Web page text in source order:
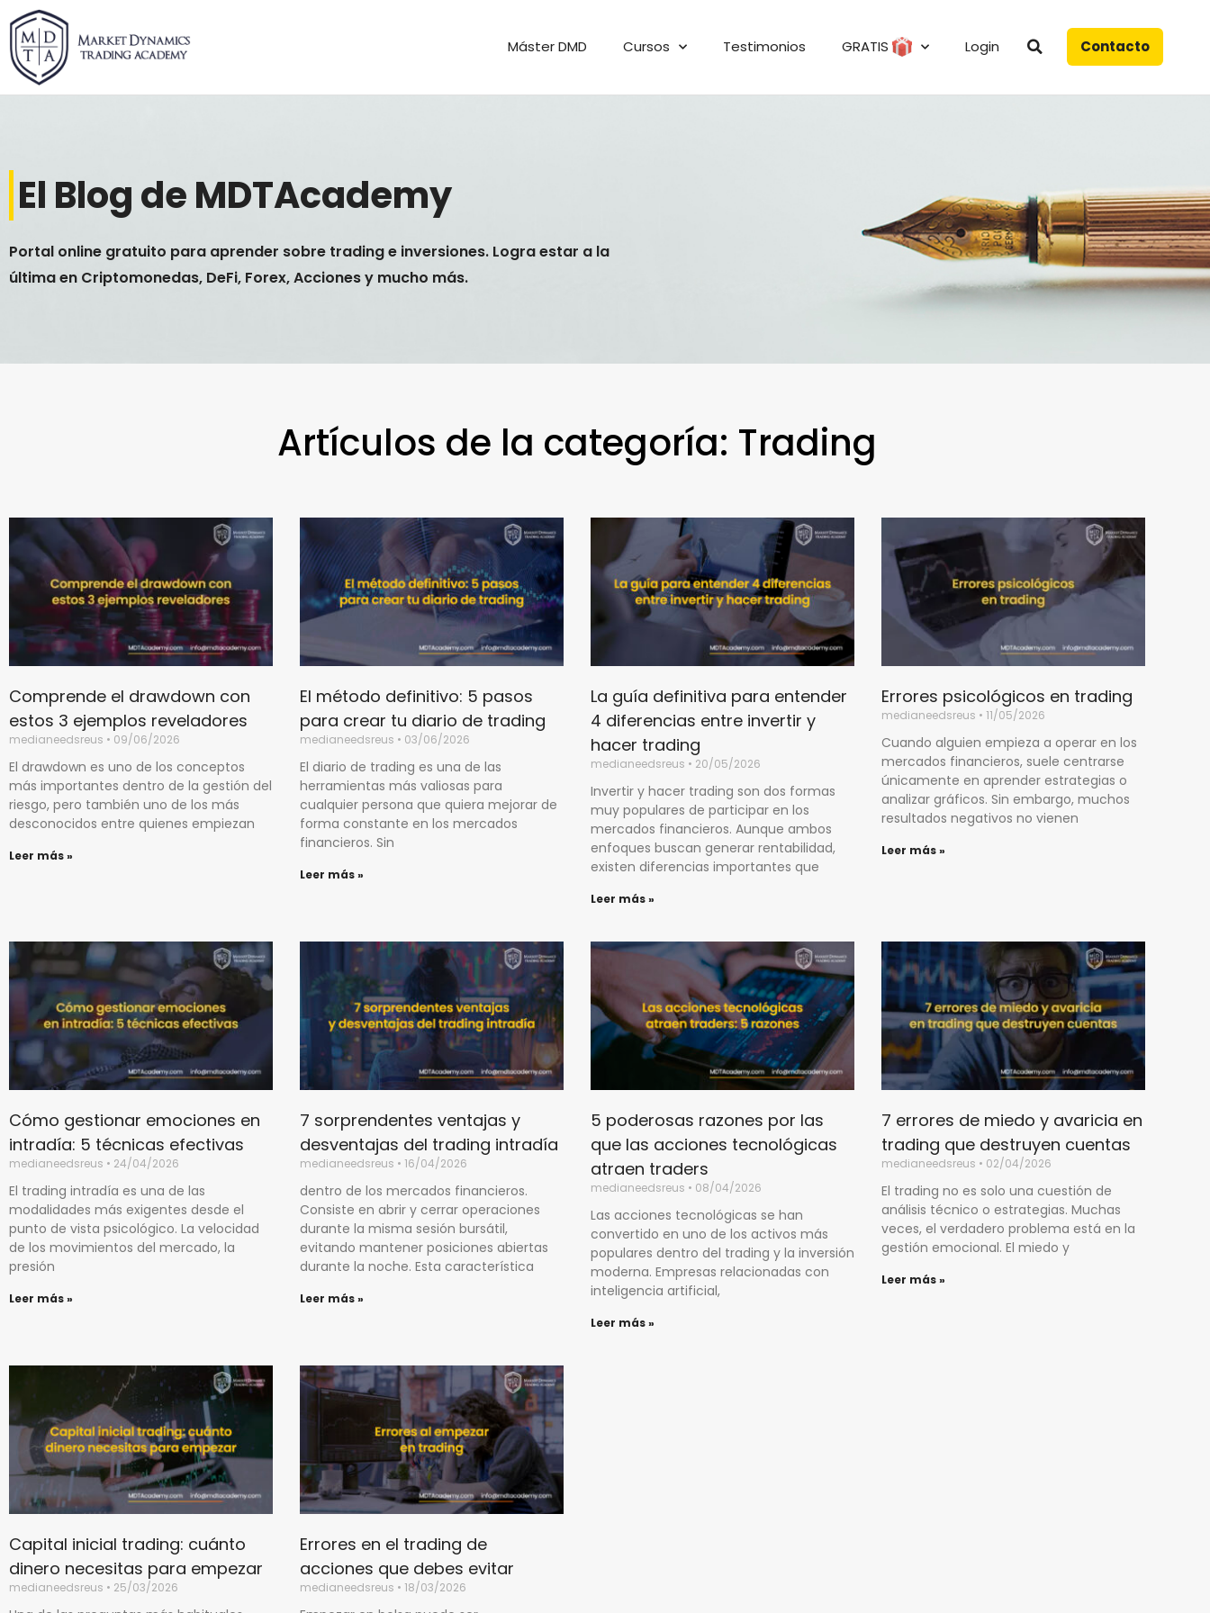
contenido
Máster DMD Cursos Testimonios GRATIS Login Contacto
El Blog de MDTAcademy
Portal online gratuito para aprender sobre trading e inversiones. Logra estar a la
última en Criptomonedas, DeFi, Forex, Acciones y mucho más.
Artículos de la categoría: Trading
Comprende el drawdown con
estos 3 ejemplos reveladores
medianeedsreus 09/06/2026
El drawdown es uno de los conceptos
más importantes dentro de la gestión del
riesgo, pero también uno de los más
desconocidos entre quienes empiezan
Leer más »
El método definitivo: 5 pasos
para crear tu diario de trading
medianeedsreus 03/06/2026
El diario de trading es una de las
herramientas más valiosas para
cualquier persona que quiera mejorar de
forma constante en los mercados
financieros. Sin
Leer más »
La guía definitiva para entender
4 diferencias entre invertir y
hacer trading
medianeedsreus 20/05/2026
Invertir y hacer trading son dos formas
muy populares de participar en los
mercados financieros. Aunque ambos
enfoques buscan generar rentabilidad,
existen diferencias importantes que
Leer más »
Errores psicológicos en trading
medianeedsreus 11/05/2026
Cuando alguien empieza a operar en los
mercados financieros, suele centrarse
únicamente en aprender estrategias o
analizar gráficos. Sin embargo, muchos
resultados negativos no vienen
Leer más »
Cómo gestionar emociones en
intradía: 5 técnicas efectivas
medianeedsreus 24/04/2026
El trading intradía es una de las
modalidades más exigentes desde el
punto de vista psicológico. La velocidad
de los movimientos del mercado, la
presión
Leer más »
7 sorprendentes ventajas y
desventajas del trading intradía
medianeedsreus 16/04/2026
dentro de los mercados financieros.
Consiste en abrir y cerrar operaciones
durante la misma sesión bursátil,
evitando mantener posiciones abiertas
durante la noche. Esta característica
Leer más »
5 poderosas razones por las
que las acciones tecnológicas
atraen traders
medianeedsreus 08/04/2026
Las acciones tecnológicas se han
convertido en uno de los activos más
populares dentro del trading y la inversión
moderna. Empresas relacionadas con
inteligencia artificial,
Leer más »
7 errores de miedo y avaricia en
trading que destruyen cuentas
medianeedsreus 02/04/2026
El trading no es solo una cuestión de
análisis técnico o estrategias. Muchas
veces, el verdadero problema está en la
gestión emocional. El miedo y
Leer más »
Capital inicial trading: cuánto
dinero necesitas para empezar
medianeedsreus 25/03/2026
Errores en el trading de
acciones que debes evitar
medianeedsreus 18/03/2026